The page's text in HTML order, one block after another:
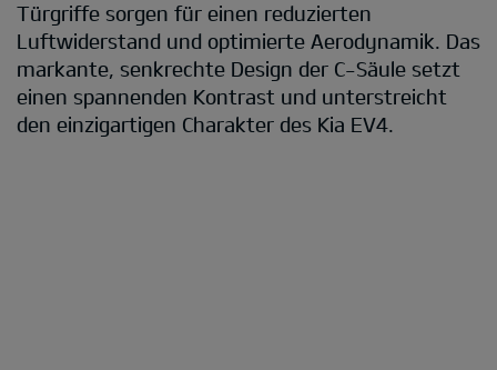
Das
verbessert die aerodynamische Effizienz. Die
geneigte Heckscheibe verleiht dem Design
zusätzlichen Schwung und eine athletische
– exklusiv beim Kia EV4.